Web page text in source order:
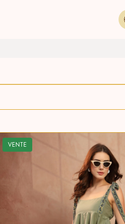
VENTE